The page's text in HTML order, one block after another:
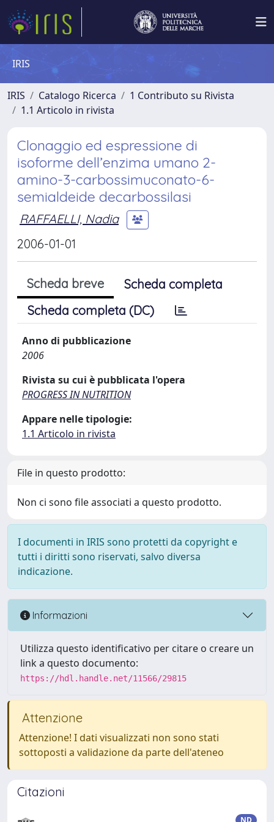
IRIS
IRIS Catalogo Ricerca
1 Contributo su Rivista
1.1 Articolo in rivista
Clonaggio ed espressione di
isoforme dell’enzima umano 2-
amino-3-carbossimuconato-6-
semialdeide decarbossilasi
RAFFAELLI, Nadia
2006-01-01
Scheda breve
Scheda completa
Scheda completa (DC)
Anno di pubblicazione
2006
Rivista su cui è pubblicata l'opera
PROGRESS IN NUTRITION
Appare nelle tipologie:
1.1 Articolo in rivista
File in questo prodotto:
Non ci sono file associati a questo prodotto.
I documenti in IRIS sono protetti da copyright e
tutti i diritti sono riservati, salvo diversa
indicazione.
Informazioni
Utilizza questo identificativo per citare o creare un
link a questo documento:
https://hdl.handle.net/11566/29815
Attenzione
Attenzione! I dati visualizzati non sono stati
sottoposti a validazione da parte dell'ateneo
Citazioni